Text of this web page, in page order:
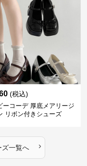
(税込)
ーコーデ 厚底メアリージ
リボン付きシューズ
ズ一覧へ ›